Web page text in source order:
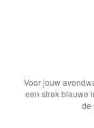
Voor jouw
een strak blauwe
de